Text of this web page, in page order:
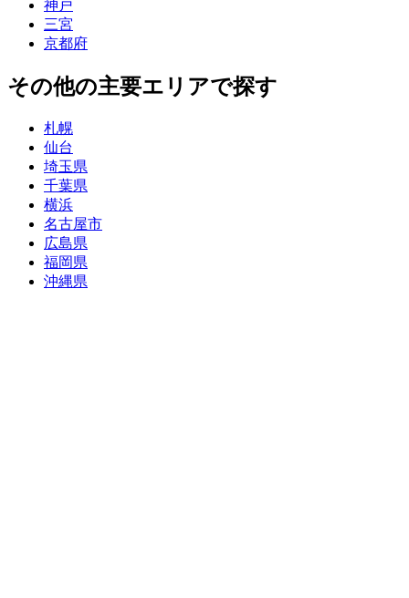
神戸
三宮
京都府
その他の主要エリアで探す
札幌
仙台
埼玉県
千葉県
横浜
名古屋市
広島県
福岡県
沖縄県